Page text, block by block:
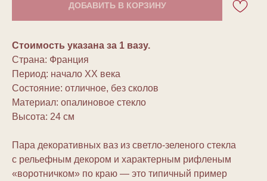
ДОБАВИТЬ В КОРЗИНУ
Стоимость указана за 1 вазу.
Страна: Франция
Период: начало ХХ века
Состояние: отличное, без сколов
Материал: опалиновое стекло
Высота: 24 см
Пара декоративных ваз из светло-зеленого стекла
с рельефным декором и характерным рифленым
«воротничком» по краю — это типичный пример